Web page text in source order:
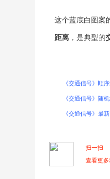
这个蓝底白图案
距离 ，是典型的
《交通信号》顺
《交通信号》随
《交通信号》最
扫一扫
查看更